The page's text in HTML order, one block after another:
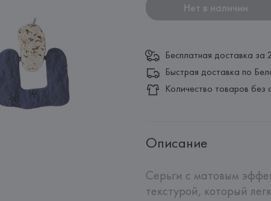
Нет в наличии
Бесплатная доставка за
Быстрая доставка по
Количество товаров без
Описание
Серьги с матовым
текстурой, который